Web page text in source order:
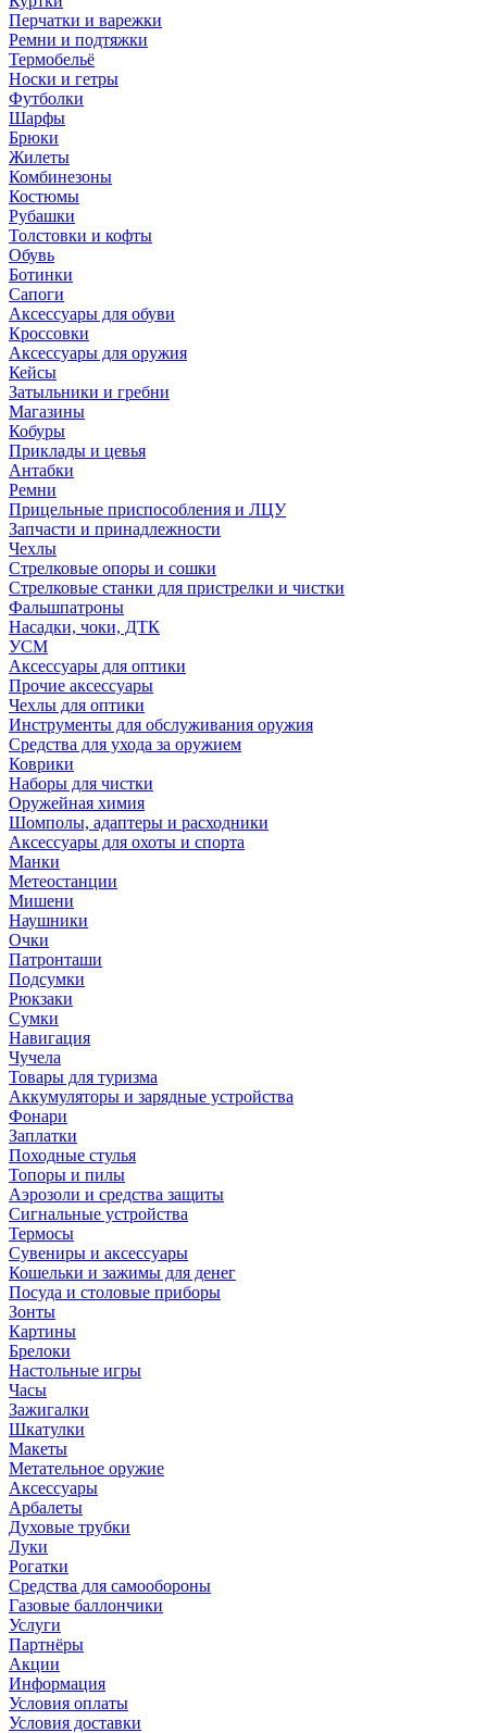
Перчатки и варежки
Ремни и подтяжки
Термобельё
Носки и гетры
Футболки
Шарфы
Брюки
Жилеты
Комбинезоны
Костюмы
Рубашки
Толстовки и кофты
Обувь
Ботинки
Сапоги
Аксессуары для обуви
Кроссовки
Аксессуары для оружия
Кейсы
Затыльники и гребни
Магазины
Кобуры
Приклады и цевья
Антабки
Ремни
Прицельные приспособления и ЛЦУ
Запчасти и принадлежности
Чехлы
Стрелковые опоры и сошки
Стрелковые станки для пристрелки и чистки
Фальшпатроны
Насадки, чоки, ДТК
УСМ
Аксессуары для оптики
Прочие аксессуары
Чехлы для оптики
Инструменты для обслуживания оружия
Средства для ухода за оружием
Коврики
Наборы для чистки
Оружейная химия
Шомполы, адаптеры и расходники
Аксессуары для охоты и спорта
Манки
Метеостанции
Мишени
Наушники
Очки
Патронташи
Подсумки
Рюкзаки
Сумки
Навигация
Чучела
Товары для туризма
Аккумуляторы и зарядные устройства
Фонари
Заплатки
Походные стулья
Топоры и пилы
Аэрозоли и средства защиты
Сигнальные устройства
Термосы
Сувениры и аксессуары
Кошельки и зажимы для денег
Посуда и столовые приборы
Зонты
Картины
Брелоки
Настольные игры
Часы
Зажигалки
Шкатулки
Макеты
Метательное оружие
Аксессуары
Арбалеты
Духовые трубки
Луки
Рогатки
Средства для самообороны
Газовые баллончики
Услуги
Партнёры
Акции
Информация
Условия оплаты
Условия доставки